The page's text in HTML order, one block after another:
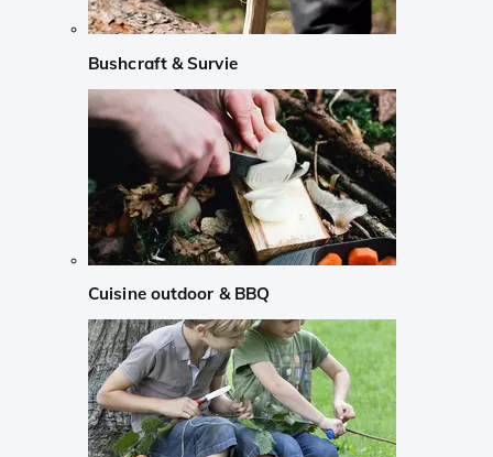
Bushcraft & Survie
Cuisine outdoor & BBQ